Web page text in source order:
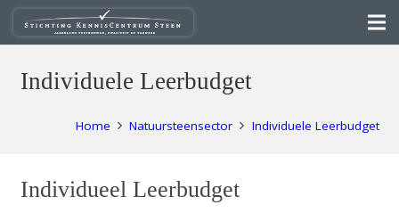
Individuele Leerbudget
Home Natuursteensector Individuele Leerbudget
Individueel Leerbudget